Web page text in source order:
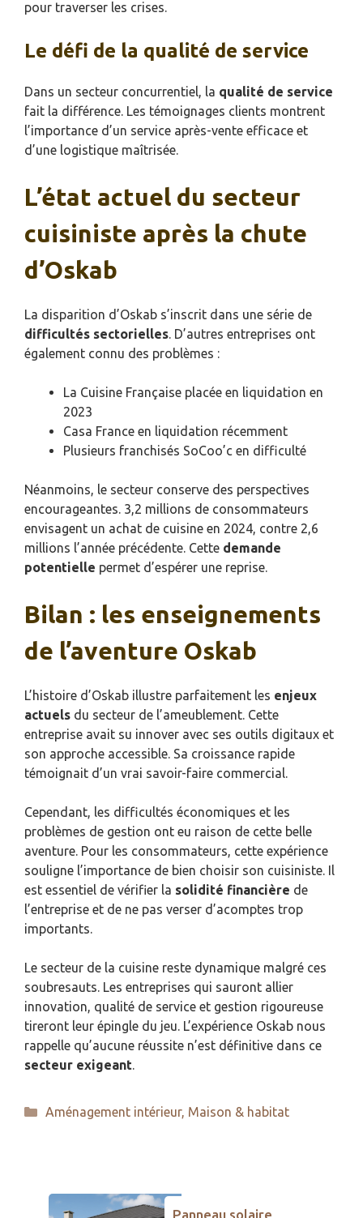
pour traverser les crises.
Le défi de la qualité de service
Dans un secteur concurrentiel, la qualité de service
fait la différence. Les témoignages clients montrent
l’importance d’un service après-vente efficace et
d’une logistique maîtrisée.
L’état actuel du secteur
cuisiniste après la chute
d’Oskab
La disparition d’Oskab s’inscrit dans une série de
difficultés sectorielles . D’autres entreprises ont
également connu des problèmes :
La Cuisine Française placée en liquidation en
2023
Casa France en liquidation récemment
Plusieurs franchisés SoCoo’c en difficulté
Néanmoins, le secteur conserve des perspectives
encourageantes. 3,2 millions de consommateurs
envisagent un achat de cuisine en 2024, contre 2,6
millions l’année précédente. Cette demande
potentielle permet d’espérer une reprise.
Bilan : les enseignements
de l’aventure Oskab
L’histoire d’Oskab illustre parfaitement les enjeux
actuels du secteur de l’ameublement. Cette
entreprise avait su innover avec ses outils digitaux et
son approche accessible. Sa croissance rapide
témoignait d’un vrai savoir-faire commercial.
Cependant, les difficultés économiques et les
problèmes de gestion ont eu raison de cette belle
aventure. Pour les consommateurs, cette expérience
souligne l’importance de bien choisir son cuisiniste. Il
est essentiel de vérifier la solidité financière de
l’entreprise et de ne pas verser d’acomptes trop
importants.
Le secteur de la cuisine reste dynamique malgré ces
soubresauts. Les entreprises qui sauront allier
innovation, qualité de service et gestion rigoureuse
tireront leur épingle du jeu. L’expérience Oskab nous
rappelle qu’aucune réussite n’est définitive dans ce
secteur exigeant
Catégories
Aménagement intérieur, Maison & habitat
Panneau solaire